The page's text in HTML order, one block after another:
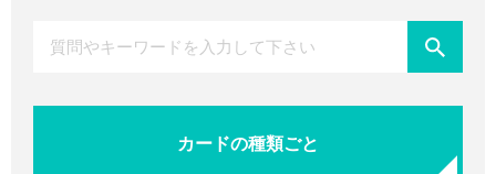
カードの種類ごと